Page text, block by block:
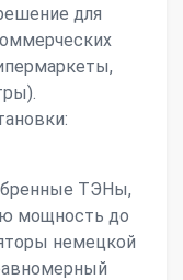
для
ТЭНы,
мощность до
немецкой